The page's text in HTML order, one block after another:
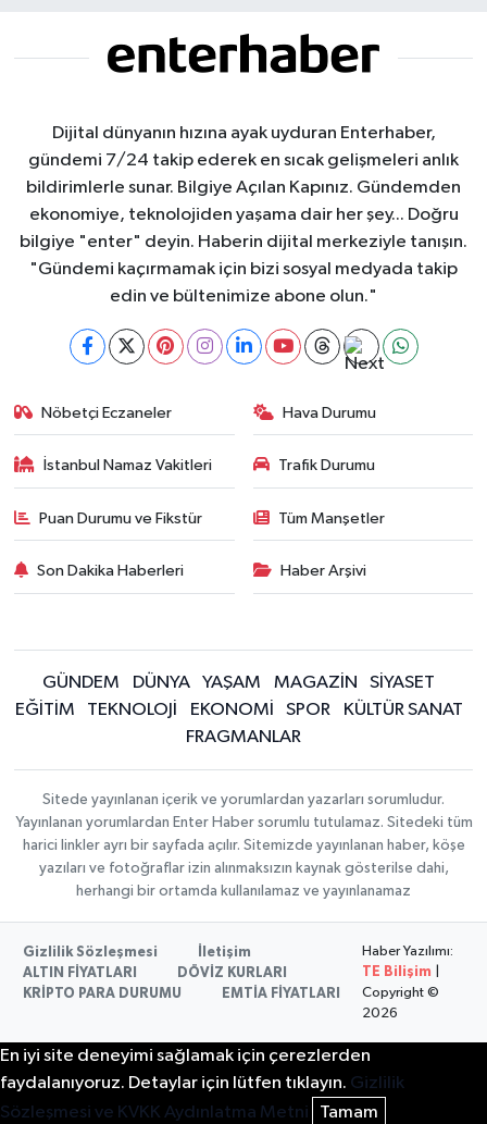
Dijital dünyanın hızına ayak uyduran Enterhaber,
gündemi 7/24 takip ederek en sıcak gelişmeleri anlık
bildirimlerle sunar. Bilgiye Açılan Kapınız. Gündemden
ekonomiye, teknolojiden yaşama dair her şey... Doğru
bilgiye "enter" deyin. Haberin dijital merkeziyle tanışın.
"Gündemi kaçırmamak için bizi sosyal medyada takip
edin ve bültenimize abone olun."
Nöbetçi Eczaneler Hava Durumu
İstanbul Namaz Vakitleri Trafik Durumu
Puan Durumu ve Fikstür Tüm Manşetler
Son Dakika Haberleri Haber Arşivi
GÜNDEM DÜNYA YAŞAM MAGAZİN
SİYASET
EĞİTİM
TEKNOLOJİ EKONOMİ SPOR
KÜLTÜR SANAT
FRAGMANLAR
Sitede yayınlanan içerik ve yorumlardan yazarları sorumludur.
Yayınlanan yorumlardan Enter Haber sorumlu tutulamaz. Sitedeki tüm
harici linkler ayrı bir sayfada açılır. Sitemizde yayınlanan haber, köşe
yazıları ve fotoğraflar izin alınmaksızın kaynak gösterilse dahi,
herhangi bir ortamda kullanılamaz ve yayınlanamaz
Gizlilik Sözleşmesi
İletişim
ALTIN FİYATLARI
DÖVİZ KURLARI
KRİPTO PARA DURUMU
EMTİA FİYATLARI
Haber Yazılımı:
TE Bilişim
Copyright ©
2026
En iyi site deneyimi sağlamak için çerezlerden
faydalanıyoruz. Detaylar için lütfen tıklayın. Gizlilik
Sözleşmesi ve KVKK Aydınlatma Metni
Tamam